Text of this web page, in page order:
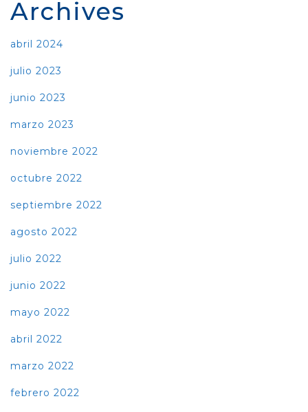
Archives
abril 2024
julio 2023
junio 2023
marzo 2023
noviembre 2022
octubre 2022
septiembre 2022
agosto 2022
julio 2022
junio 2022
mayo 2022
abril 2022
marzo 2022
febrero 2022